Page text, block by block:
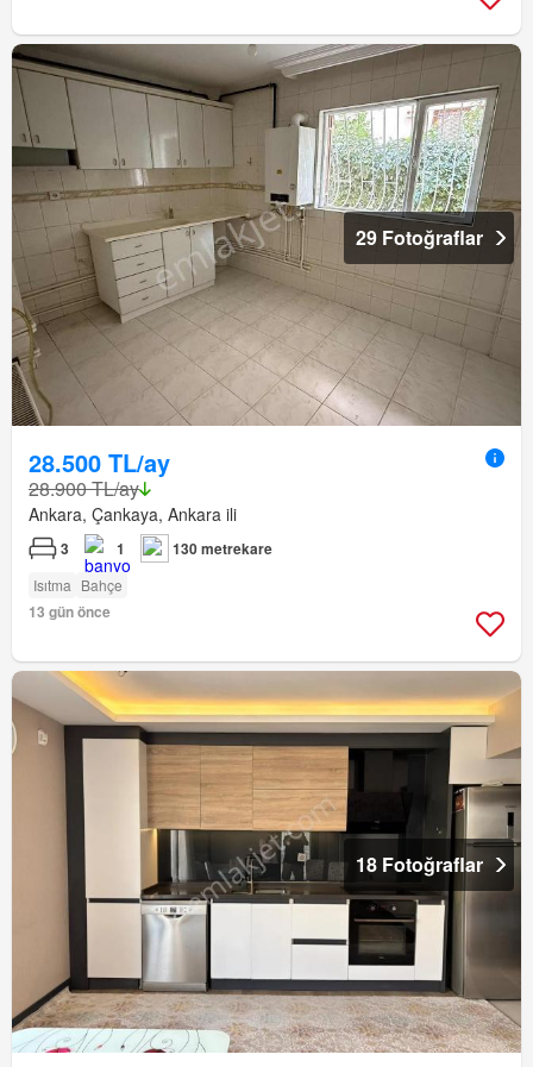
29 Fotoğraflar
28.500 TL/ay
28.900 TL/ay
Ankara, Çankaya, Ankara ili
3 1 130 metrekare
Isıtma Bahçe
13 gün önce
18 Fotoğraflar